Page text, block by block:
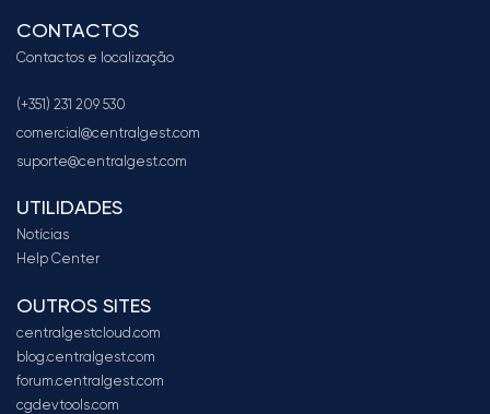
CONTACTOS
Contactos e localização
(+351) 231 209 530
comercial@centralgest.com
suporte@centralgest.com
UTILIDADES
Notícias
Help Center
OUTROS SITES
centralgestcloud.com
blog.centralgest.com
forum.centralgest.com
cgdevtools.com